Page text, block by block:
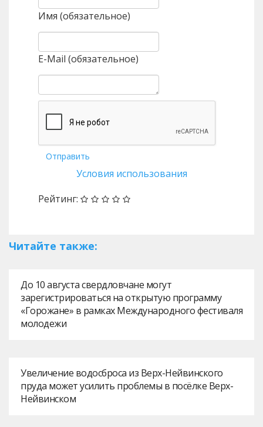
Имя (обязательное)
E-Mail (обязательное)
Отправить
Условия использования
Рейтинг:
Читайте также:
До 10 августа свердловчане могут
зарегистрироваться на открытую программу
«Горожане» в рамках Международного фестиваля
молодежи
Увеличение водосброса из Верх-Нейвинского
пруда может усилить проблемы в посёлке Верх-
Нейвинском